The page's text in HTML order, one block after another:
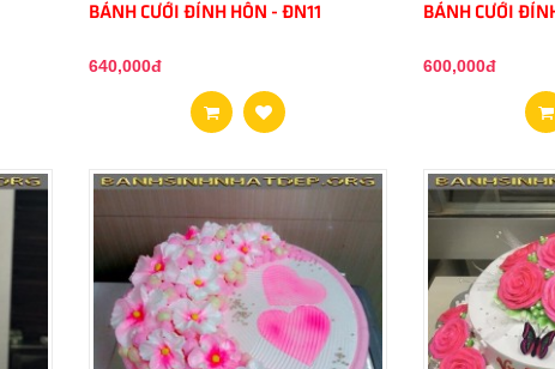
BÁNH CƯỚI ĐÍNH HÔN - ĐN11
640,000đ
BÁNH CƯỚI
600,000đ